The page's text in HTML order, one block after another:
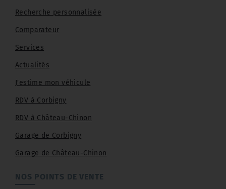
Recherche personnalisée
Comparateur
Services
Actualités
J'estime mon véhicule
RDV à Corbigny
RDV à Château-Chinon
Garage de Corbigny
Garage de Château-Chinon
NOS POINTS DE VENTE